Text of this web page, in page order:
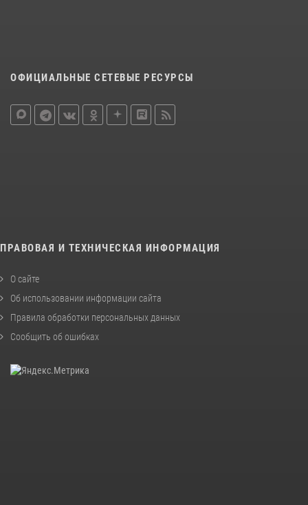
ОФИЦИАЛЬНЫЕ СЕТЕВЫЕ РЕСУРСЫ
ПРАВОВАЯ И ТЕХНИЧЕСКАЯ ИНФОРМАЦИЯ
О сайте
Об использовании информации сайта
Правила обработки персональных данных
Сообщить об ошибках